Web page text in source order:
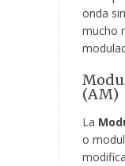
onda
mucho
(AM)
La
o